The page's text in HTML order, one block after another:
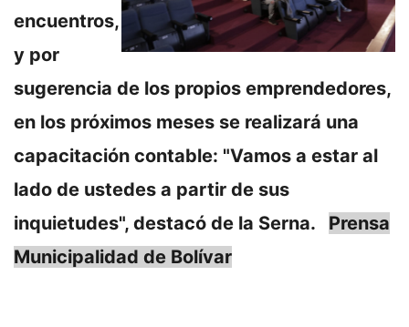
encuentros,
y por
sugerencia de los propios emprendedores,
en los próximos meses se realizará una
capacitación contable: "Vamos a estar al
lado de ustedes a partir de sus
inquietudes", destacó de la Serna.
Prensa
Municipalidad de Bolívar